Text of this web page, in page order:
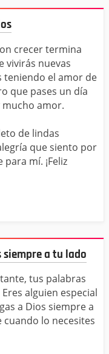
crecer termina
vivirás nuevas
teniendo el amor de
que pases un día
mucho amor.
de lindas
que siento por
mí. ¡Feliz
siempre a tu lado
tus palabras
alguien especial
a Dios siempre a
lo necesites